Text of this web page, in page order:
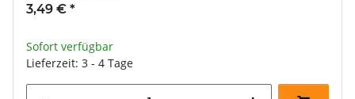
3,49 € *
Sofort verfügbar
Lieferzeit: 3 - 4 Tage